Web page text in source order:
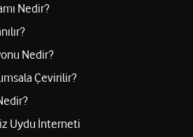
Nedir?
Nedir?
Çevirilir?
Uydu İnterneti